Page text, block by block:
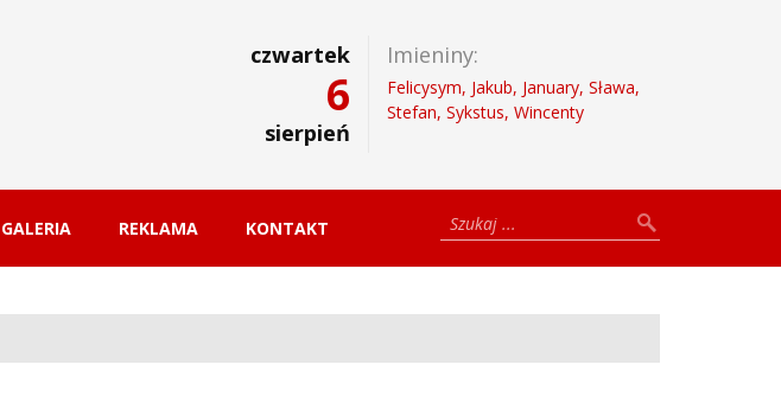
czwartek
6
sierpień
Imieniny:
Felicysym, Jakub, January, Sława,
Stefan, Sykstus, Wincenty
GALERIA REKLAMA KONTAKT